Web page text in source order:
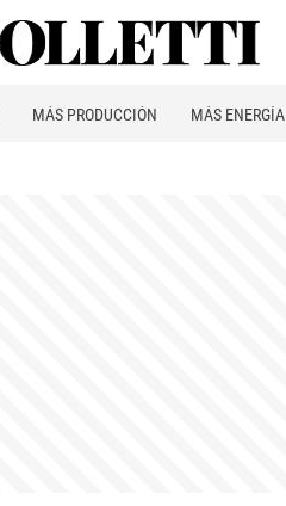
MÁS PRODUCCIÓN MÁS ENERGÍA